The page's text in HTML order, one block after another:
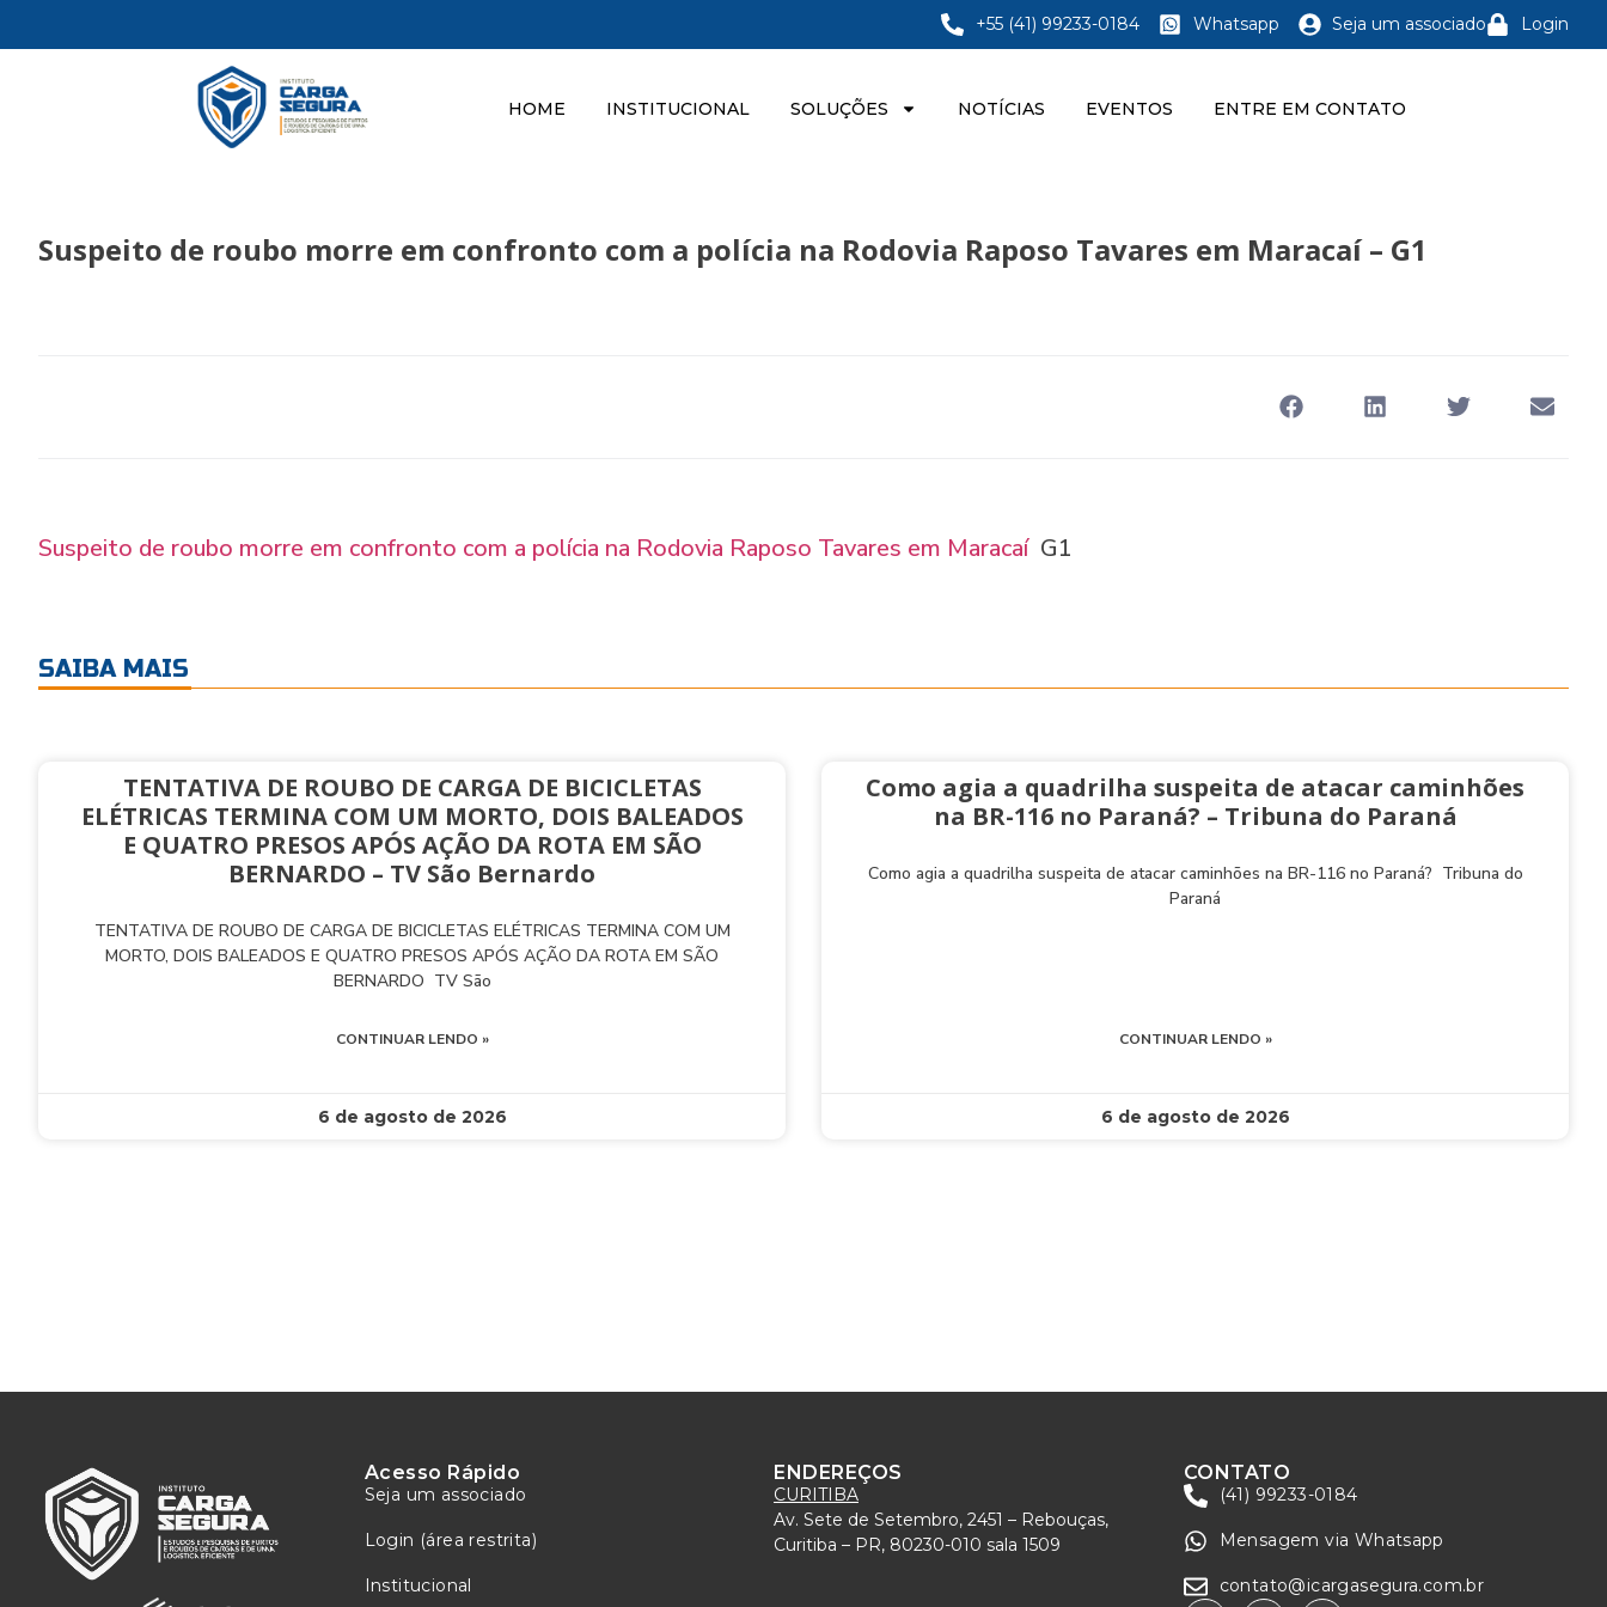
+55 (41) 99233-0184 Whatsapp Seja um associado Login
HOME INSTITUCIONAL SOLUÇÕES NOTÍCIAS EVENTOS ENTRE EM CONTATO
Suspeito de roubo morre em confronto com a polícia na Rodovia Raposo Tavares em Maracaí – G1
Suspeito de roubo morre em confronto com a polícia na Rodovia Raposo Tavares em MaracaíG1
SAIBA MAIS
TENTATIVA DE ROUBO DE CARGA DE BICICLETAS
ELÉTRICAS TERMINA COM UM MORTO, DOIS BALEADOS
E QUATRO PRESOS APÓS AÇÃO DA ROTA EM SÃO
BERNARDO – TV São Bernardo
TENTATIVA DE ROUBO DE CARGA DE BICICLETAS ELÉTRICAS TERMINA COM UM
MORTO, DOIS BALEADOS E QUATRO PRESOS APÓS AÇÃO DA ROTA EM SÃO
BERNARDO TV São
CONTINUAR LENDO »
6 de agosto de 2026
Como agia a quadrilha suspeita de atacar caminhões
na BR-116 no Paraná? – Tribuna do Paraná
Como agia a quadrilha suspeita de atacar caminhões na BR-116 no Paraná? Tribuna do
Paraná
CONTINUAR LENDO »
6 de agosto de 2026
Acesso Rápido
Seja um associado
Login (área restrita)
Institucional
ENDEREÇOS
CURITIBA
Av. Sete de Setembro, 2451 – Rebouças,
Curitiba – PR, 80230-010 sala 1509
CONTATO
(41) 99233-0184
Mensagem via Whatsapp
contato@icargasegura.com.br